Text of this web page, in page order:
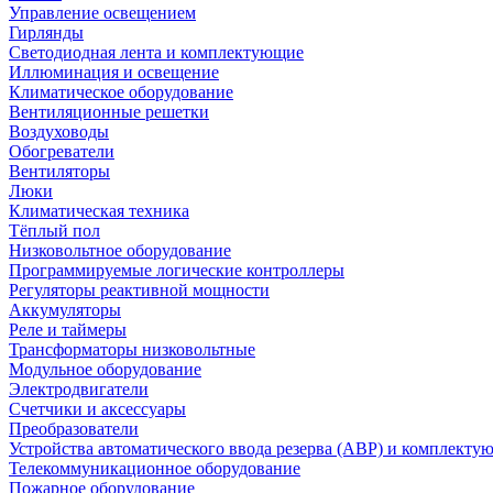
Управление освещением
Гирлянды
Светодиодная лента и комплектующие
Иллюминация и освещение
Климатическое оборудование
Вентиляционные решетки
Воздуховоды
Обогреватели
Вентиляторы
Люки
Климатическая техника
Тёплый пол
Низковольтное оборудование
Программируемые логические контроллеры
Регуляторы реактивной мощности
Аккумуляторы
Реле и таймеры
Трансформаторы низковольтные
Модульное оборудование
Электродвигатели
Счетчики и аксессуары
Преобразователи
Устройства автоматического ввода резерва (АВР) и
Телекоммуникационное оборудование
Пожарное оборудование